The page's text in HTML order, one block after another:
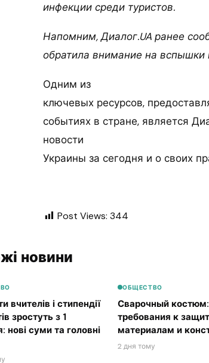
инфекции среди туристов.
Напомним, Диалог.UA ранее
обратила внимание на вспышки
Одним из
ключевых ресурсов,
событиях в стране, является
новости
Украины за сегодня и о своих
Post Views: 344
новини
вчителів і стипендії
зростуть з 1
нові суми та головні
ОБЩЕСТВО
Сварочный костюм:
требования к
материалам и
2 дня тому